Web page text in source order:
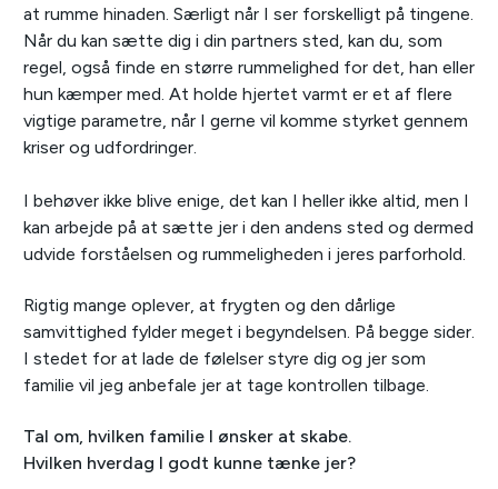
at rumme hinaden. Særligt når I ser forskelligt på tingene.
Når du kan sætte dig i din partners sted, kan du, som
regel, også finde en større rummelighed for det, han eller
hun kæmper med. At holde hjertet varmt er et af flere
vigtige parametre, når I gerne vil komme styrket gennem
kriser og udfordringer.
I behøver ikke blive enige, det kan I heller ikke altid, men I
kan arbejde på at sætte jer i den andens sted og dermed
udvide forståelsen og rummeligheden i jeres parforhold.
Rigtig mange oplever, at frygten og den dårlige
samvittighed fylder meget i begyndelsen. På begge sider.
I stedet for at lade de følelser styre dig og jer som
familie vil jeg anbefale jer at tage kontrollen tilbage.
Tal om, hvilken familie I ønsker at skabe.
Hvilken hverdag I godt kunne tænke jer?